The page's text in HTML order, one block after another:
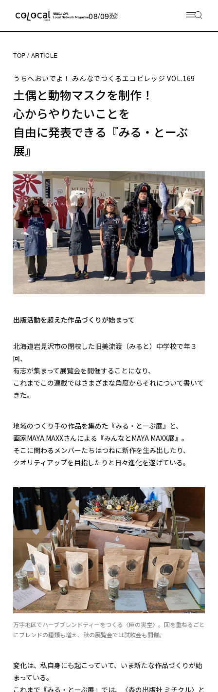
08/09SUN
2026
TOP ARTICLE
うちへおいでよ！ みんなでつくるエコビレッジVOL.169
土偶と動物マスクを制作！
心からやりたいことを
自由に発表できる『みる・とーぶ
展』
出版活動を超えた作品づくりが始まって
北海道岩見沢市の閉校した旧美流渡（みると）中学校で年３
回、
有志が集まって展覧会を開催することになり、
これまでこの連載ではさまざまな角度からそれについて書いて
きた。
地域のつくり手の作品を集めた『みる・とーぶ展』と、
画家MAYA MAXXさんによる『みんなとMAYA MAXX展』。
そこに関わるメンバーたちはつねに新作を生み出したり、
クオリティアップを目指したりと日々進化を遂げている。
万字地区でハーブブレンドティーをつくる〈麻の実堂〉。回を重ねるごと
にブレンドの種類も増え、秋の展覧会では試飲会も開催。
変化は、私自身にも起こっていて、いま新たな作品づくりが始
まっている。
これまで『みる・とーぶ展』では、〈森の出版社 ミチクル〉と